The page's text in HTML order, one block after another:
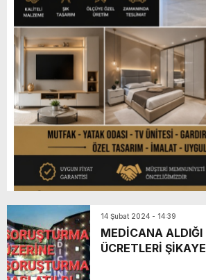
14 Şubat 2024 - 14:39
MEDİCANA ALDIĞI
ÜCRETLERİ